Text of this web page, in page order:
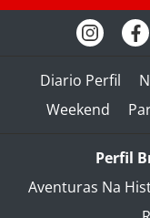
Diario Perfil
Weekend
Perfil
Aventuras Na